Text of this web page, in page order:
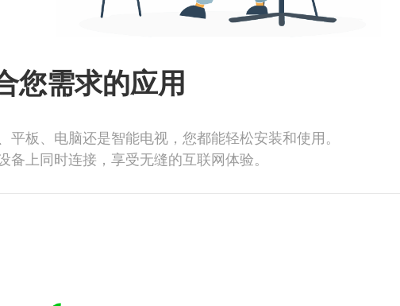
您需求的应用
板、电脑还是智能电视，您都能轻松安装和使用。
上同时连接，享受无缝的互联网体验。